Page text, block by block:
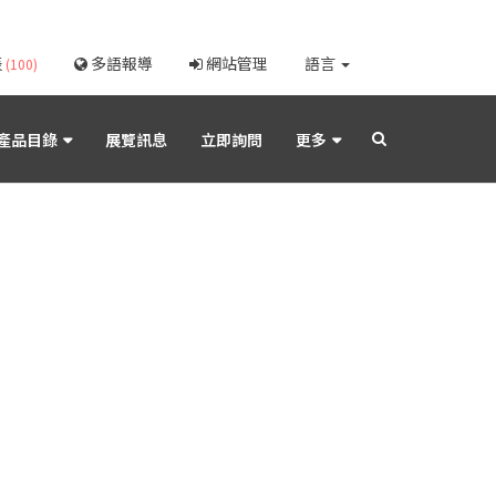
(100) 多語報導 網站管理 語言
品目錄 展覽訊息 立即詢問 更多